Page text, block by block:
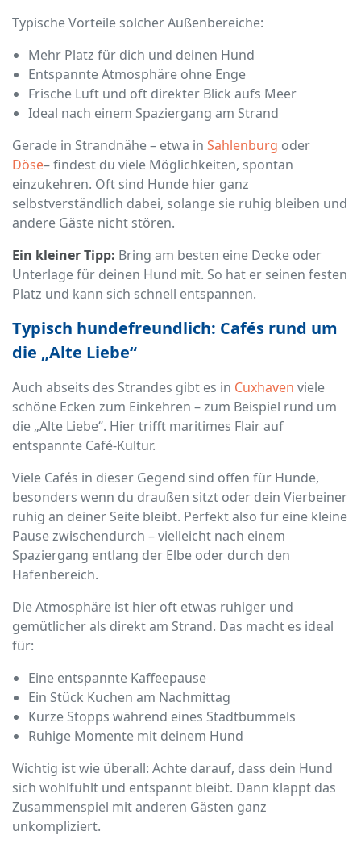
Typische Vorteile solcher Außenbereiche:
Mehr Platz für dich und deinen Hund
Entspannte Atmosphäre ohne Enge
Frische Luft und oft direkter Blick aufs Meer
Ideal nach einem Spaziergang am Strand
Gerade in Strandnähe – etwa in Sahlenburg oder
Döse– findest du viele Möglichkeiten, spontan
einzukehren. Oft sind Hunde hier ganz
selbstverständlich dabei, solange sie ruhig bleiben und
andere Gäste nicht stören.
Ein kleiner Tipp: Bring am besten eine Decke oder
Unterlage für deinen Hund mit. So hat er seinen festen
Platz und kann sich schnell entspannen.
Typisch hundefreundlich: Cafés rund um
die „Alte Liebe“
Auch abseits des Strandes gibt es in Cuxhaven viele
schöne Ecken zum Einkehren – zum Beispiel rund um
die „Alte Liebe“. Hier trifft maritimes Flair auf
entspannte Café-Kultur.
Viele Cafés in dieser Gegend sind offen für Hunde,
besonders wenn du draußen sitzt oder dein Vierbeiner
ruhig an deiner Seite bleibt. Perfekt also für eine kleine
Pause zwischendurch – vielleicht nach einem
Spaziergang entlang der Elbe oder durch den
Hafenbereich.
Die Atmosphäre ist hier oft etwas ruhiger und
gemütlicher als direkt am Strand. Das macht es ideal
für:
Eine entspannte Kaffeepause
Ein Stück Kuchen am Nachmittag
Kurze Stopps während eines Stadtbummels
Ruhige Momente mit deinem Hund
Wichtig ist wie überall: Achte darauf, dass dein Hund
sich wohlfühlt und entspannt bleibt. Dann klappt das
Zusammenspiel mit anderen Gästen ganz
unkompliziert.